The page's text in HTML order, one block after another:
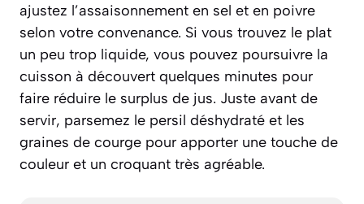
ajustez l’assaisonnement en sel et en poivre
selon votre convenance. Si vous trouvez le plat
un peu trop liquide, vous pouvez poursuivre la
cuisson à découvert quelques minutes pour
faire réduire le surplus de jus. Juste avant de
servir, parsemez le persil déshydraté et les
graines de courge pour apporter une touche de
couleur et un croquant très agréable.